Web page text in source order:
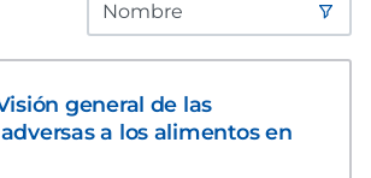
general de las
a los alimentos en